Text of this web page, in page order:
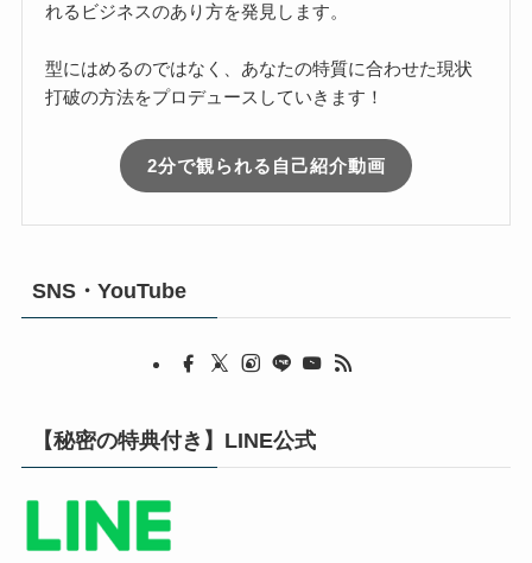
れるビジネスのあり方を発見します。
型にはめるのではなく、あなたの特質に合わせた現状
打破の方法をプロデュースしていきます！
2分で観られる自己紹介動画
SNS・YouTube
【秘密の特典付き】LINE公式